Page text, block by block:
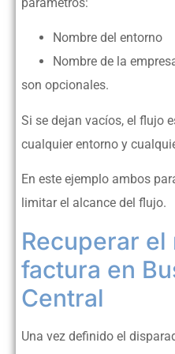
Nombre del entorno
Nombre de la
son opcionales.
Si se dejan vacíos, el flujo
cualquier entorno y
En este ejemplo ambos
limitar el alcance del flujo.
Recuperar
factura en
Central
Una vez definido el